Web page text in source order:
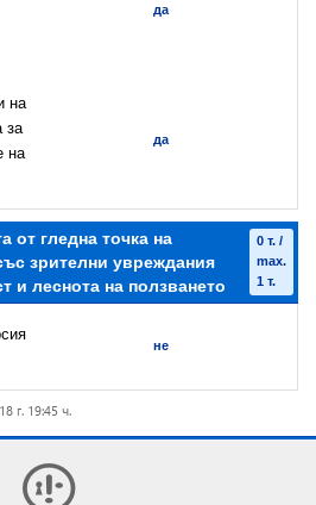
да
на
за
на
да
от гледна точка на
зрителни увреждания
и леснота на ползването
0 т. /
max.
1 т.
не
г. 19:45 ч.